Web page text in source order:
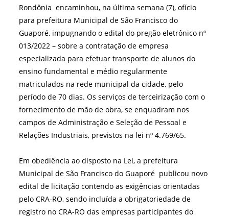
Rondônia encaminhou, na última semana (7), ofício
para prefeitura Municipal de São Francisco do
Guaporé, impugnando o edital do pregão eletrônico nº
013/2022 – sobre a contratação de empresa
especializada para efetuar transporte de alunos do
ensino fundamental e médio regularmente
matriculados na rede municipal da cidade, pelo
período de 70 dias. Os serviços de terceirização com o
fornecimento de mão de obra, se enquadram nos
campos de Administração e Seleção de Pessoal e
Relações Industriais, previstos na lei nº 4.769/65.
Em obediência ao disposto na Lei, a prefeitura
Municipal de São Francisco do Guaporé publicou novo
edital de licitação contendo as exigências orientadas
pelo CRA-RO, sendo incluída a obrigatoriedade de
registro no CRA-RO das empresas participantes do